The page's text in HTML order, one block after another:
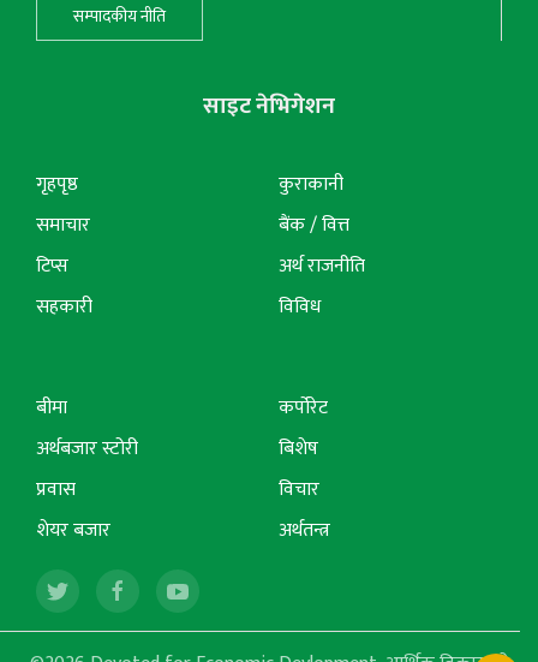
सम्पादकीय नीति
साइट नेभिगेशन
गृहपृष्ठ
समाचार
टिप्स
सहकारी
कुराकानी
बैंक / वित्त
अर्थ राजनीति
विविध
बीमा
अर्थबजार स्टोरी
प्रवास
शेयर बजार
कर्पोरेट
बिशेष
विचार
अर्थतन्त्र